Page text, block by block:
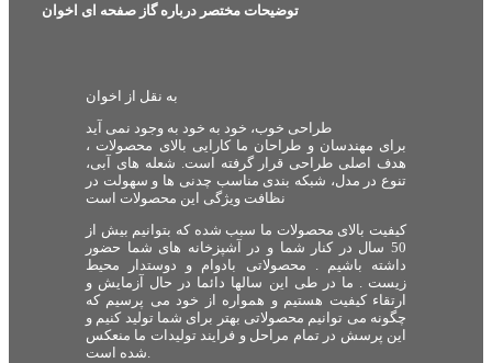
توضیحات مختصر درباره گاز صفحه ای اخوان
به نقل از اخوان
طراحی خوب، خود به خود به وجود نمی آید
برای مهندسان و طراحان ما کارایی بالای محصولات ،
هدف اصلی طراحی قرار گرفته است. شعله های آبی،
تنوع در مدل، شبکه بندی مناسب چدنی ها و سهولت در
نظافت ویژگی این محصولات است
کیفیت بالای محصولات ما سبب شده که بتوانیم بیش از
50 سال در کنار شما و در آشپزخانه های شما حضور
داشته باشیم . محصولاتی بادوام و دوستدار محیط
زیست . ما در طی این سالها دائما در حال آزمایش و
ارتقاء کیفیت هستیم و همواره از خود می پرسیم که
چگونه می توانیم محصولاتی بهتر برای شما تولید کنیم و
این پرسش در تمام مراحل و فرایند تولیدات ما منعکس
شده است.